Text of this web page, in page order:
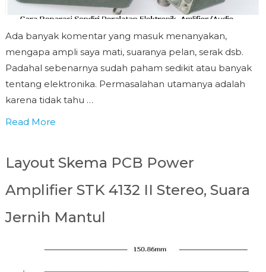
Ada banyak komentar yang masuk menanyakan,
mengapa ampli saya mati, suaranya pelan, serak dsb.
Padahal sebenarnya sudah paham sedikit atau banyak
tentang elektronika. Permasalahan utamanya adalah
karena tidak tahu …
Read More
Layout Skema PCB Power
Amplifier STK 4132 II Stereo, Suara
Jernih Mantul